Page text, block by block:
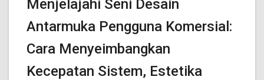
Menjelajahi Seni Desain
Antarmuka Pengguna Komersial:
Cara Menyeimbangkan
Kecepatan Sistem, Estetika